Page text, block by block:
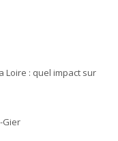
Loire : quel impact sur
Gier